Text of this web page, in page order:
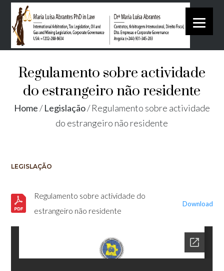
Regulamento sobre actividade
do estrangeiro não residente
Home/Legislação/Regulamento sobre actividade
do estrangeiro não residente
LEGISLAÇÃO
Regulamento sobre actividade do
estrangeiro não residente
Download